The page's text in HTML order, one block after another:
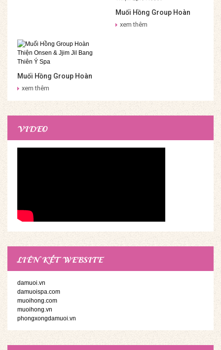
Muối Hồng Group Hoàn
Thiện Epic Reset
xem thêm
Muối Hồng Group Hoàn
Thiện Onsen & Jjim Jil
xem thêm
VIDEO
LIÊN KẾT WEBSITE
damuoi.vn
damuoispa.com
muoihong.com
muoihong.vn
phongxongdamuoi.vn